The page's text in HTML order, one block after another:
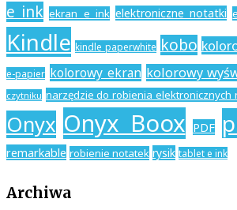
e ink ekran e ink elektroniczne notatki
Kindle kindle paperwhite kobo
e-papier kolorowy ekran kolorowy
czytniku narzędzie do robienia elektronicznych
Onyx Onyx Boox PDF
remarkable robienie notatek rysik tablet e ink
Archiwa